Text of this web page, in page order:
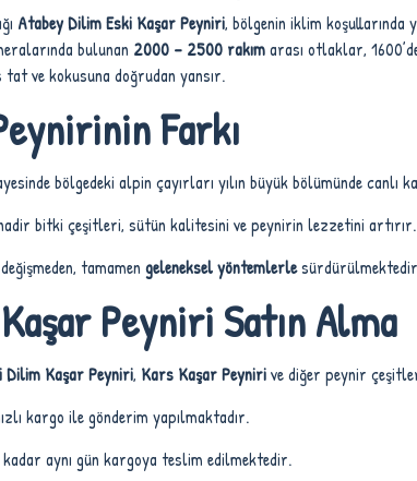
Atabey Dilim Eski Kaşar Peyniri, bölgenin iklim koşullarında
bulunan 2000 – 2500 rakımarası otlaklar,
ve kokusuna doğrudan yansır.
Farkı
bölgedeki alpin çayırları yılın büyük bölümünde canlı
bitki çeşitleri, sütün kalitesini ve peynirin lezzetini artırır.
tamamen geleneksel yöntemlerle
Peyniri Satın Alma
Dilim Kaşar Peyniri, Kars Kaşar Peynirive diğer peynir
kargo ile gönderim yapılmaktadır.
aynı gün kargoya teslim edilmektedir.